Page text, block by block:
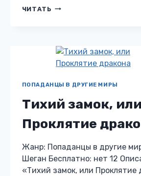
ЧИТАТЬ НАДЕЖДА
ПОПАДАНЦЫ В ДРУГИЕ МИРЫ
Тихий замок, или
Проклятие
Жанр: Попаданцы в другие
Шеган Бесплатно: нет 12
«Тихий замок, или Проклятие